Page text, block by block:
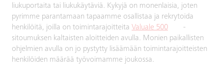
liukuportaita tai liukukäytäviä. Kykyjä on monenlaisia, joten
pyrimme parantamaan tapaamme osallistaa ja rekrytoida
henkilöitä, joilla on toimintarajoitteita Valuale 500
-
sitoumuksen kaltaisten aloitteiden avulla. Monien paikallisten
ohjelmien avulla on jo pystytty lisäämään toimintarajoitteisten
henkilöiden määrää työvoimamme joukossa.